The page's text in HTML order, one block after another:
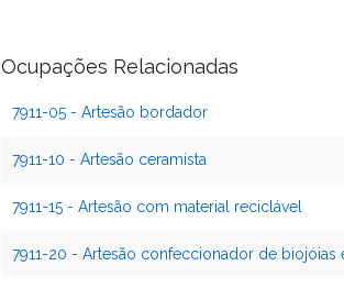
Ocupações Relacionadas
7911-05 - Artesão bordador
7911-10 - Artesão ceramista
7911-15 - Artesão com material reciclável
7911-20 - Artesão confeccionador de biojóias